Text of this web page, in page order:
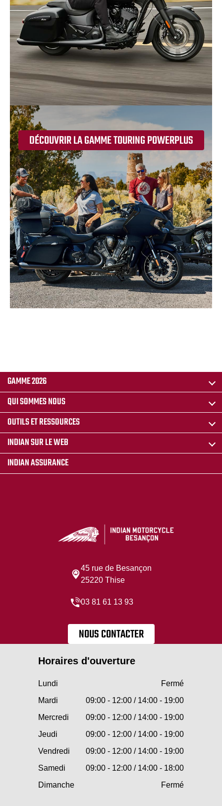
DÉCOUVRIR LA GAMME TOURING POWERPLUS
GAMME 2026
QUI SOMMES NOUS
OUTILS ET RESSOURCES
INDIAN SUR LE WEB
INDIAN ASSURANCE
45 rue de Besançon
25220 Thise
03 81 61 13 93
NOUS CONTACTER
Horaires d'ouverture
Lundi
Fermé
Mardi
09:00 - 12:00 / 14:00 - 19:00
Mercredi
09:00 - 12:00 / 14:00 - 19:00
Jeudi
09:00 - 12:00 / 14:00 - 19:00
Vendredi
09:00 - 12:00 / 14:00 - 19:00
Samedi
09:00 - 12:00 / 14:00 - 18:00
Dimanche
Fermé